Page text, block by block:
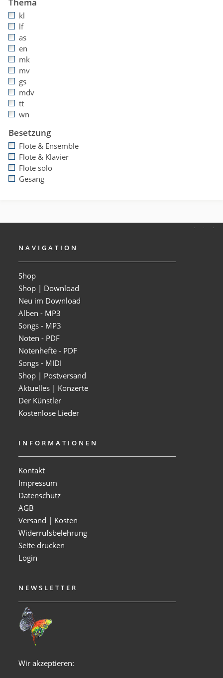
Thema
kl
lf
as
en
mk
mv
gs
mdv
tt
wn
Besetzung
Flöte & Ensemble
Flöte & Klavier
Flöte solo
Gesang
NAVIGATION
Shop
Shop | Download
Neu im Download
Alben - MP3
Songs - MP3
Noten - PDF
Notenhefte - PDF
Songs - MIDI
Shop | Postversand
Aktuelles | Konzerte
Der Künstler
Kostenlose Lieder
INFORMATIONEN
Kontakt
Impressum
Datenschutz
AGB
Versand | Kosten
Widerrufsbelehrung
Seite drucken
Login
NEWSLETTER
Wir akzeptieren: